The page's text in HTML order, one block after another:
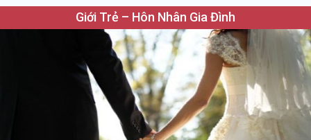
Giới Trẻ – Hôn Nhân Gia Đình